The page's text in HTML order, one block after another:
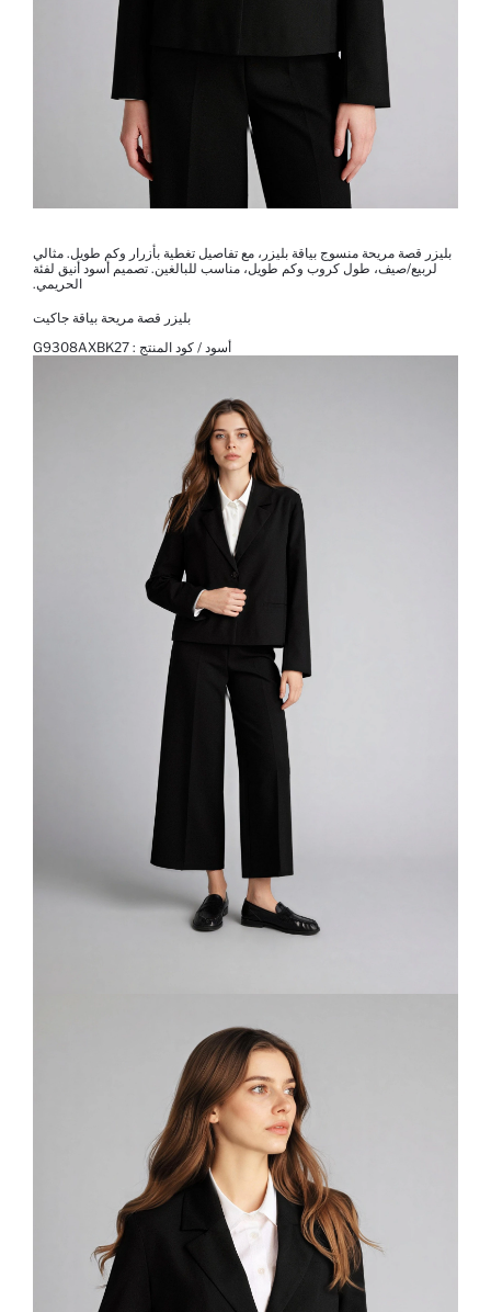
بليزر قصة مريحة منسوج بياقة بليزر، مع تفاصيل تغطية بأزرار وكم طويل. مثالي
لربيع/صيف، طول كروب وكم طويل، مناسب للبالغين. تصميم أسود أنيق لفئة
الحريمي.
بليزر قصة مريحة بياقة جاكيت
أسود / كود المنتج : G9308AXBK27